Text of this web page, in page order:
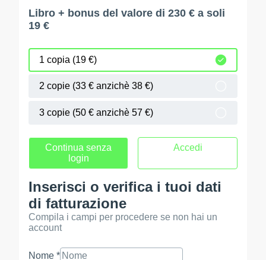
Libro + bonus del valore di 230 € a soli
19 €
1 copia (19 €)
2 copie (33 € anzichè 38 €)
3 copie (50 € anzichè 57 €)
Continua senza
login
Accedi
Inserisci o verifica i tuoi dati
di fatturazione
Compila i campi per procedere se non hai un
account
Nome *